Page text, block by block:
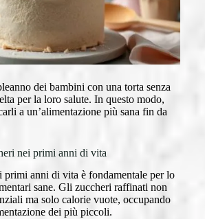
dei bambini con una torta senza
per la loro salute. In questo modo,
a un’alimentazione più sana fin da
nei primi anni di vita
anni di vita è fondamentale per lo
sane. Gli zuccheri raffinati non
ma solo calorie vuote, occupando
dei più piccoli.